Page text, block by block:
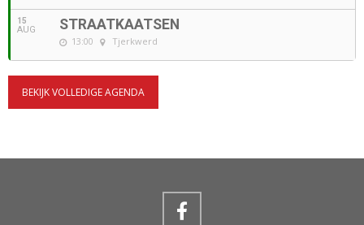
15
AUG STRAATKAATSEN
13:00 Tjerkwerd
BEKIJK VOLLEDIGE AGENDA